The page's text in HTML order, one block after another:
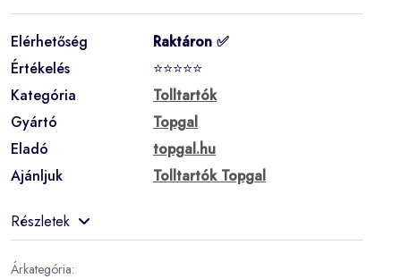
Elérhetőség
Raktáron ✅
Értékelés
⭐⭐⭐⭐⭐
Kategória
Tolltartók
Gyártó
Topgal
Eladó
topgal.hu
Ajánljuk
Tolltartók Topgal
Részletek
Árkategória: